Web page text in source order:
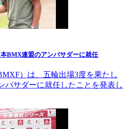
BMX連盟のアンバサダーに就任
）は、五輪出場3度を果たし
バサダーに就任したことを発表し